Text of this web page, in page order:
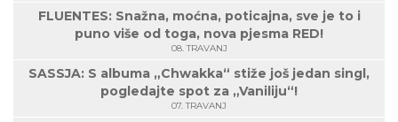
FLUENTES: Snažna, moćna, poticajna, sve je to i
puno više od toga, nova pjesma RED!
08. TRAVANJ
SASSJA: S albuma „Chwakka“ stiže još jedan singl,
pogledajte spot za „Vaniliju“!
07. TRAVANJ